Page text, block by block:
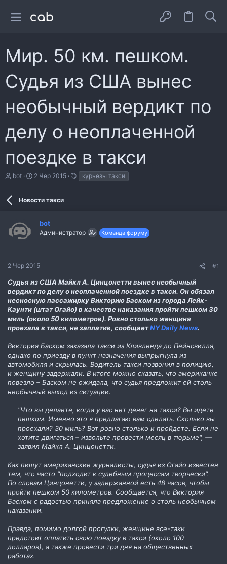
Мир. 50 км. пешком.
Судья из США вынес
необычный вердикт по
делу о неоплаченной
поездке в такси
А
е
м
bot
Д
а
н
2 Чер 2015
е
курьезы такси
Новости такси
bot
Администратор Команда форуму
2 Чер 2015 #1
Судья из США Майкл А. Цинцонетти вынес необычный
вердикт по делу о неоплаченной поездке в такси. Он обязал
несносную пассажирку Викторию Баском из города Лейк-
Каунти (штат Огайо) в качестве наказания пройти пешком 30
миль (около 50 километров). Ровно столько женщина
проехала в такси, не заплатив, сообщаетNY Daily News.
Виктория Баском заказала такси из Кливленда до Пейнсвилля,
однако по приезду в пункт назначения выпрыгнула из
автомобиля и скрылась. Водитель такси позвонил в полицию,
и женщину задержали. В итоге можно сказать, что американке
повезло – Баском не ожидала, что судья предложит ей столь
необычный выход из ситуации.
"Что вы делаете, когда у вас нет денег на такси? Вы идете
пешком. Именно это я предлагаю вам сделать. Сколько вы
проехали? 30 миль? Вот ровно столько и пройдете. Если не
хотите двигаться – извольте провести месяц в тюрьме", —
заявил Майкл А. Цинцонетти.
Как пишут американские журналисты, судья из Огайо известен
тем, что часто "подходит к судебным процессам творчески".
По словам Цинцонетти, у задержанной есть 48 часов, чтобы
пройти пешком 50 километров. Сообщается, что Виктория
Баском с радостью приняла предложение о столь необычном
наказании.
Правда, помимо долгой прогулки, женщине все-таки
предстоит оплатить свою поездку в такси (около 100
долларов), а также провести три дня на общественных
работах.